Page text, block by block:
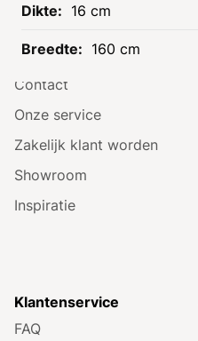
16 cm
160 cm
Openingstijden
Contact
Onze service
Zakelijk klant worden
Showroom
Inspiratie
Klantenservice
FAQ